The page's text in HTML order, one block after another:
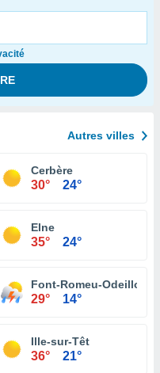
Autres villes
Cerbère
30° 24°
Elne
35° 24°
Font-Romeu-Odeillo-
29° 14°
Ille-sur-Têt
36° 21°